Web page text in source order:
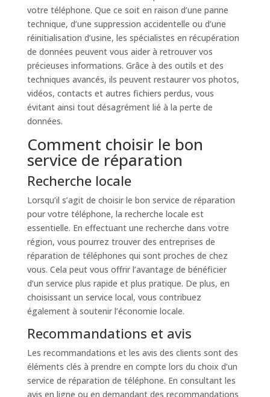
votre téléphone. Que ce soit en raison d’une panne
technique, d’une suppression accidentelle ou d’une
réinitialisation d’usine, les spécialistes en récupération
de données peuvent vous aider à retrouver vos
précieuses informations. Grâce à des outils et des
techniques avancés, ils peuvent restaurer vos photos,
vidéos, contacts et autres fichiers perdus, vous
évitant ainsi tout désagrément lié à la perte de
données.
Comment choisir le bon
service de réparation
Recherche locale
Lorsqu’il s’agit de choisir le bon service de réparation
pour votre téléphone, la recherche locale est
essentielle. En effectuant une recherche dans votre
région, vous pourrez trouver des entreprises de
réparation de téléphones qui sont proches de chez
vous. Cela peut vous offrir l’avantage de bénéficier
d’un service plus rapide et plus pratique. De plus, en
choisissant un service local, vous contribuez
également à soutenir l’économie locale.
Recommandations et avis
Les recommandations et les avis des clients sont des
éléments clés à prendre en compte lors du choix d’un
service de réparation de téléphone. En consultant les
avis en ligne ou en demandant des recommandations